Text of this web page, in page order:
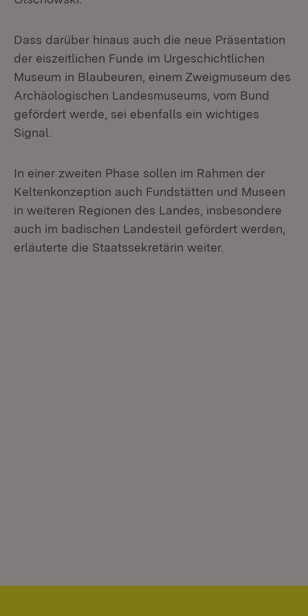
Dass darüber hinaus auch die neue Präsentation
der eiszeitlichen Funde im Urgeschichtlichen
Museum in Blaubeuren, einem Zweigmuseum des
Archäologischen Landesmuseums, vom Bund
gefördert werde, sei ebenfalls ein wichtiges
Signal.
In einer zweiten Phase sollen im Rahmen der
Keltenkonzeption auch Fundstätten und Museen
in weiteren Regionen des Landes, insbesondere
auch im badischen Landesteil gefördert werden,
erläuterte die Staatssekretärin weiter.